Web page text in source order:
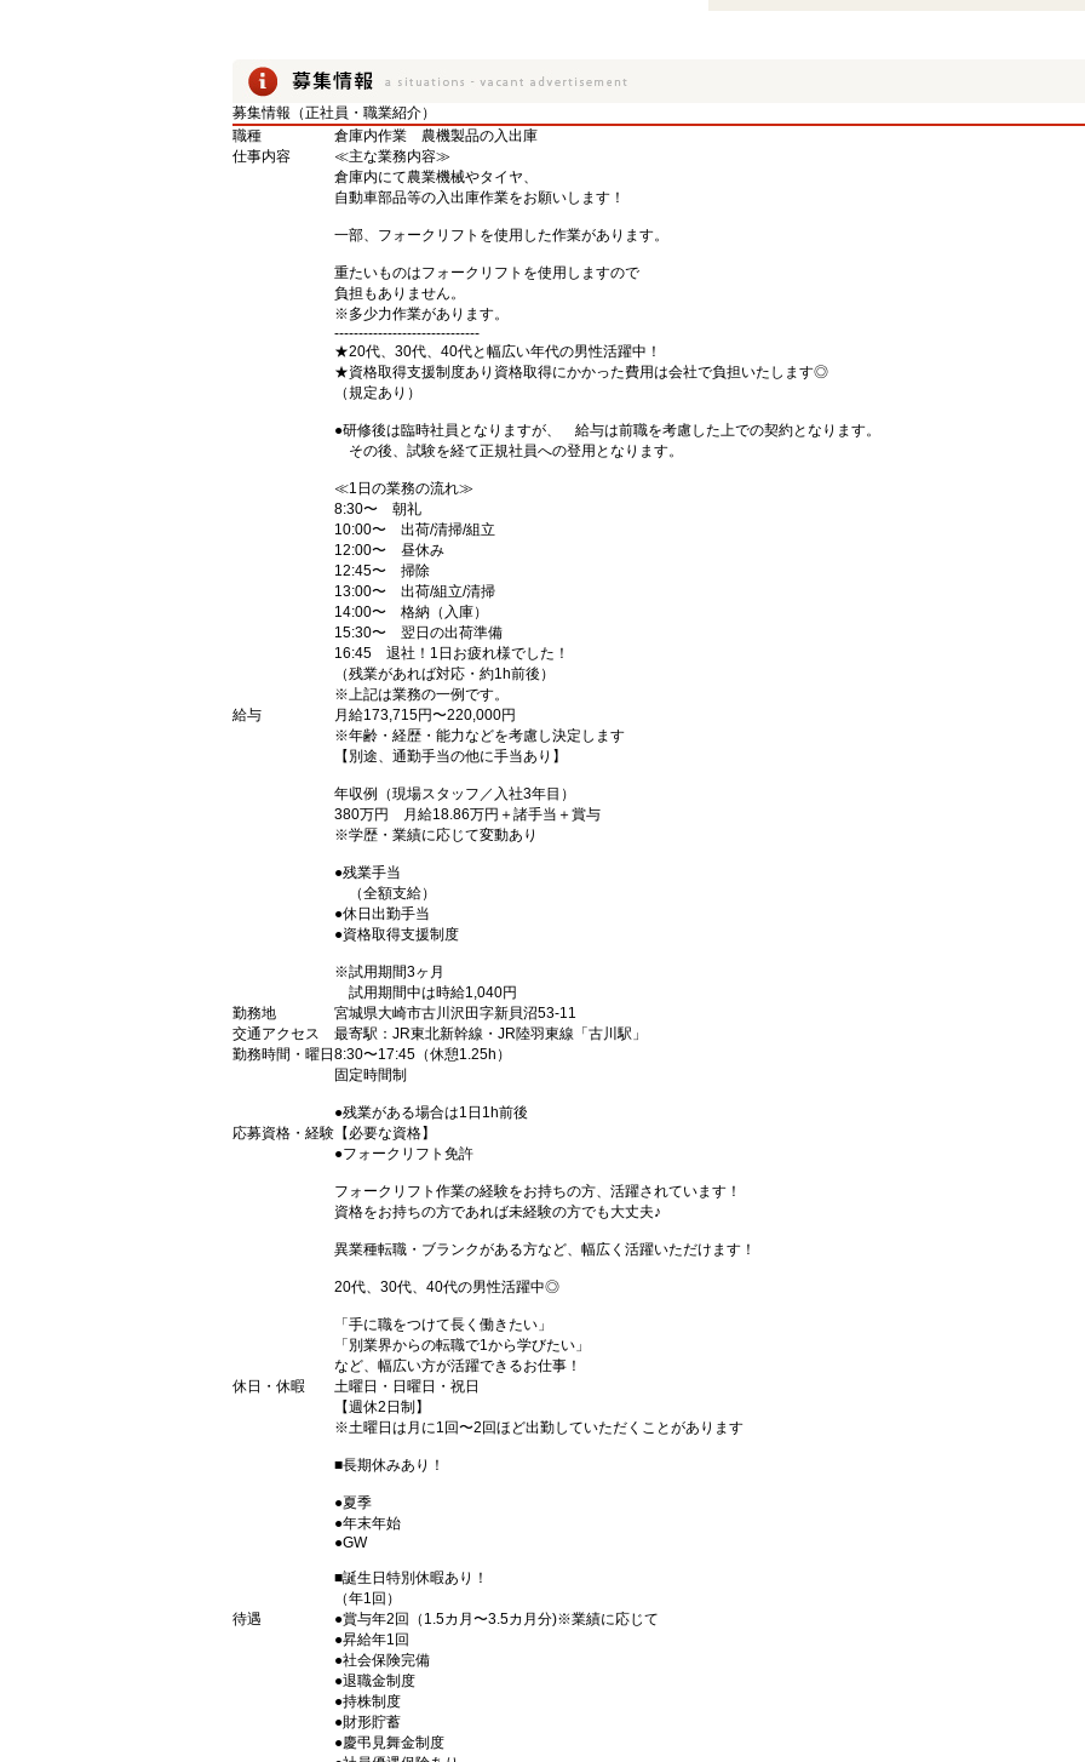
募集情報（正社員・職業紹介）
職種
倉庫内作業 農機製品の入出庫
仕事内容
≪主な業務内容≫
倉庫内にて農業機械やタイヤ、
自動車部品等の入出庫作業をお願いします！
一部、フォークリフトを使用した作業があります。
重たいものはフォークリフトを使用しますので
負担もありません。
※多少力作業があります。
------------------------------
★20代、30代、40代と幅広い年代の男性活躍中！
★資格取得支援制度あり資格取得にかかった費用は会社で負担いたします◎
（規定あり）
●研修後は臨時社員となりますが、 給与は前職を考慮した上での契約となります。
その後、試験を経て正規社員への登用となります。
≪1日の業務の流れ≫
8:30〜 朝礼
10:00〜 出荷/清掃/組立
12:00〜 昼休み
12:45〜 掃除
13:00〜 出荷/組立/清掃
14:00〜 格納（入庫）
15:30〜 翌日の出荷準備
16:45 退社！1日お疲れ様でした！
（残業があれば対応・約1h前後）
※上記は業務の一例です。
給与
月給173,715円〜220,000円
※年齢・経歴・能力などを考慮し決定します
【別途、通勤手当の他に手当あり】
年収例（現場スタッフ／入社3年目）
380万円 月給18.86万円＋諸手当＋賞与
※学歴・業績に応じて変動あり
●残業手当
（全額支給）
●休日出勤手当
●資格取得支援制度
※試用期間3ヶ月
試用期間中は時給1,040円
勤務地
宮城県大崎市古川沢田字新貝沼53-11
交通アクセス
最寄駅：JR東北新幹線・JR陸羽東線「古川駅」
勤務時間・曜日 8:30〜17:45（休憩1.25h）
固定時間制
●残業がある場合は1日1h前後
応募資格・経験 【必要な資格】
●フォークリフト免許
フォークリフト作業の経験をお持ちの方、活躍されています！
資格をお持ちの方であれば未経験の方でも大丈夫♪
異業種転職・ブランクがある方など、幅広く活躍いただけます！
20代、30代、40代の男性活躍中◎
「手に職をつけて長く働きたい」
「別業界からの転職で1から学びたい」
など、幅広い方が活躍できるお仕事！
休日・休暇
土曜日・日曜日・祝日
【週休2日制】
※土曜日は月に1回〜2回ほど出勤していただくことがあります
■長期休みあり！
●夏季
●年末年始
●GW
■誕生日特別休暇あり！
（年1回）
待遇
●賞与年2回（1.5カ月〜3.5カ月分)※業績に応じて
●昇給年1回
●社会保険完備
●退職金制度
●持株制度
●財形貯蓄
●慶弔見舞金制度